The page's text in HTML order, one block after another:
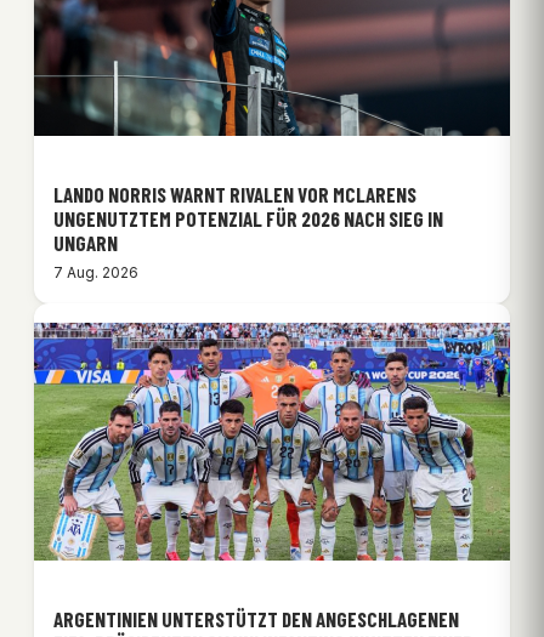
LANDO NORRIS WARNT RIVALEN VOR MCLARENS
UNGENUTZTEM POTENZIAL FÜR 2026 NACH SIEG IN
UNGARN
7 Aug. 2026
ARGENTINIEN UNTERSTÜTZT DEN ANGESCHLAGENEN